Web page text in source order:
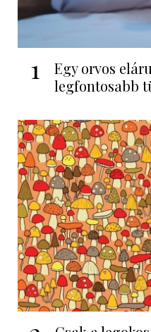
1
Egy orvos
legfontosabb